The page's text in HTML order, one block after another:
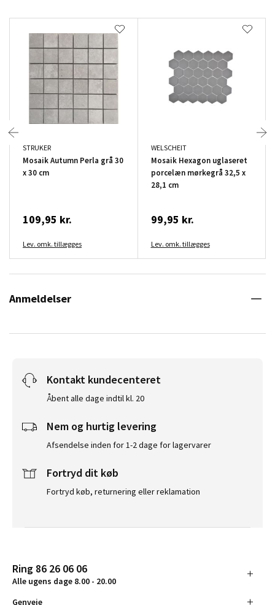
STRUKER
Mosaik Autumn Perla grå 30
x 30 cm
109,95 kr.
Lev. omk. tillægges
WELSCHEIT
Mosaik Hexagon uglaseret
porcelæn mørkegrå 32,5 x
28,1 cm
99,95 kr.
Lev. omk. tillægges
Anmeldelser
Kontakt kundecenteret
Åbent alle dage indtil kl. 20
Nem og hurtig levering
Afsendelse inden for 1-2 dage for lagervarer
Fortryd dit køb
Fortryd køb, returnering eller reklamation
Ring 86 26 06 06
Alle ugens dage 8.00 - 20.00
Genveje